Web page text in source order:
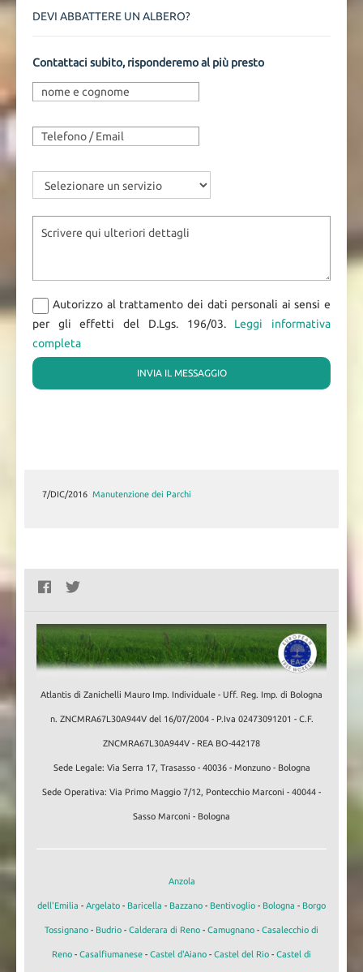
DEVI ABBATTERE UN ALBERO?
Contattaci subito, risponderemo al più presto
Autorizzo al trattamento dei dati personali ai sensi e
per gli effetti del D.Lgs. 196/03. Leggi informativa
completa
7/DIC/2016 Manutenzione dei Parchi
7/DIC/2016 Il Recupero di un Castagneto
Atlantis di Zanichelli Mauro Imp. Individuale - Uff. Reg. Imp. di Bologna
n. ZNCMRA67L30A944V del 16/07/2004 - P.Iva 02473091201 - C.F.
ZNCMRA67L30A944V - REA BO-442178
Sede Legale: Via Serra 17, Trasasso - 40036 - Monzuno - Bologna
Sede Operativa: Via Primo Maggio 7/12, Pontecchio Marconi - 40044 -
Sasso Marconi - Bologna
Anzola
dell'Emilia - Argelato - Baricella - Bazzano - Bentivoglio - Bologna - Borgo
Tossignano - Budrio - Calderara di Reno - Camugnano - Casalecchio di
Reno - Casalfiumanese - Castel d'Aiano - Castel del Rio - Castel di